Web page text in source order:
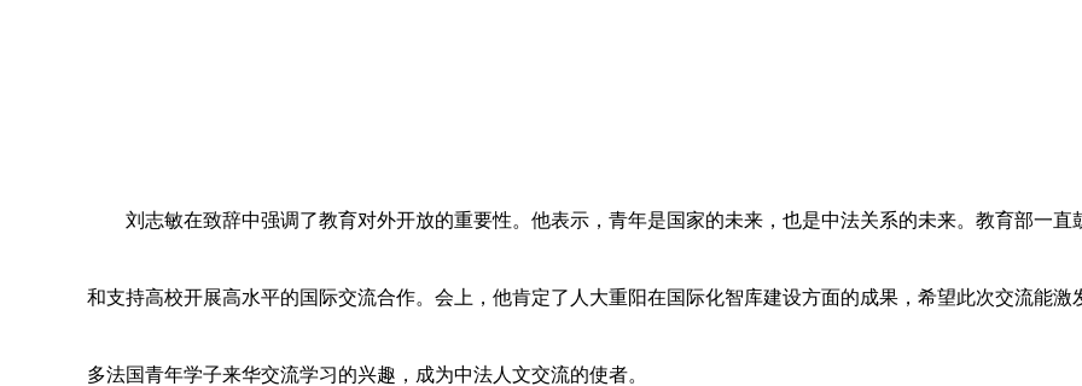
刘志敏在致辞中强调了教育对外开放的重要性。他表示，青年是国家的未来，也是中法关系的未来。教育部一直
和支持高校开展高水平的国际交流合作。会上，他肯定了人大重阳在国际化智库建设方面的成果，希望此次交流能激
多法国青年学子来华交流学习的兴趣，成为中法人文交流的使者。